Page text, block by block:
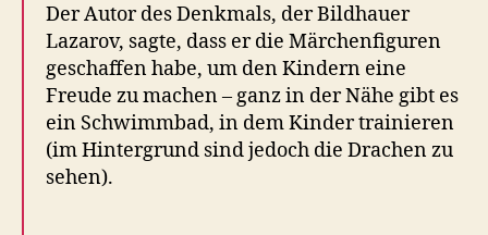
Der Autor des Denkmals, der Bildhauer
Lazarov, sagte, dass er die Märchenfiguren
geschaffen habe, um den Kindern eine
Freude zu machen – ganz in der Nähe gibt es
ein Schwimmbad, in dem Kinder trainieren
(im Hintergrund sind jedoch die Drachen zu
sehen).